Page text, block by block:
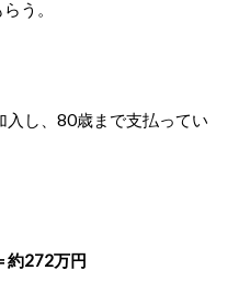
う。
入し、80歳まで支払ってい
272万円